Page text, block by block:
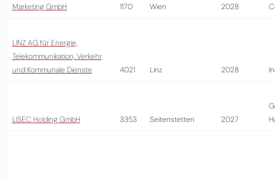
Marketing GmbH
1170 Wien 2028
LINZ AG für Energie,
Telekommunikation, Verkehr
und Kommunale Dienste
4021 Linz 2028
LISEC Holding GmbH 3353 Seitenstetten 2027